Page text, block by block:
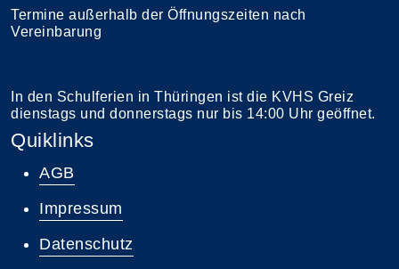
Termine außerhalb der Öffnungszeiten nach
Vereinbarung
In den Schulferien in Thüringen ist die KVHS Greiz
dienstags und donnerstags nur bis 14:00 Uhr geöffnet.
Quiklinks
AGB
Impressum
Datenschutz